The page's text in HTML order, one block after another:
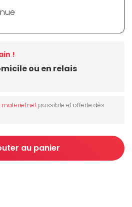
ou en relais
!
possible et offerte dès
au panier